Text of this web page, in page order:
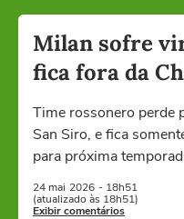
Milan sofre
fica fora da
Time rossonero perde
San Siro, e fica
para próxima
24 mai 2026 - 18h51
(atualizado às 18h51)
Exibir comentários